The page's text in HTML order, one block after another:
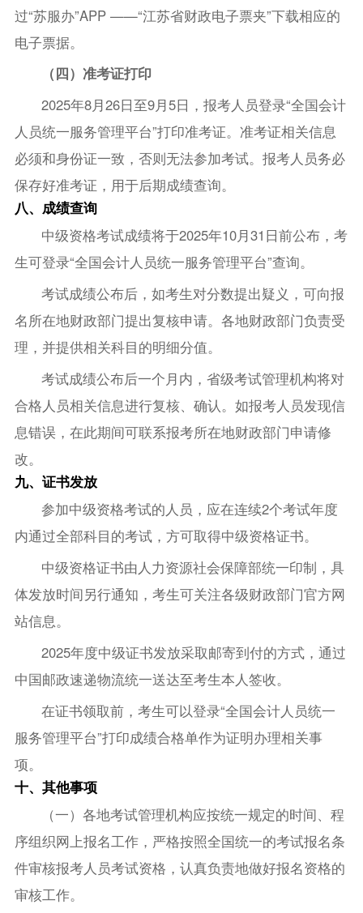
过“苏服办”APP ——“江苏省财政电子票夹”下载相应的
电子票据。
（四）准考证打印
2025年8月26日至9月5日，报考人员登录“全国会计
人员统一服务管理平台”打印准考证。准考证相关信息
必须和身份证一致，否则无法参加考试。报考人员务必
保存好准考证，用于后期成绩查询。
八、成绩查询
中级资格考试成绩将于2025年10月31日前公布，考
生可登录“全国会计人员统一服务管理平台”查询。
考试成绩公布后，如考生对分数提出疑义，可向报
名所在地财政部门提出复核申请。各地财政部门负责受
理，并提供相关科目的明细分值。
考试成绩公布后一个月内，省级考试管理机构将对
合格人员相关信息进行复核、确认。如报考人员发现信
息错误，在此期间可联系报考所在地财政部门申请修
改。
九、证书发放
参加中级资格考试的人员，应在连续2个考试年度
内通过全部科目的考试，方可取得中级资格证书。
中级资格证书由人力资源社会保障部统一印制，具
体发放时间另行通知，考生可关注各级财政部门官方网
站信息。
2025年度中级证书发放采取邮寄到付的方式，通过
中国邮政速递物流统一送达至考生本人签收。
在证书领取前，考生可以登录“全国会计人员统一
服务管理平台”打印成绩合格单作为证明办理相关事
项。
十、其他事项
（一）各地考试管理机构应按统一规定的时间、程
序组织网上报名工作，严格按照全国统一的考试报名条
件审核报考人员考试资格，认真负责地做好报名资格的
审核工作。